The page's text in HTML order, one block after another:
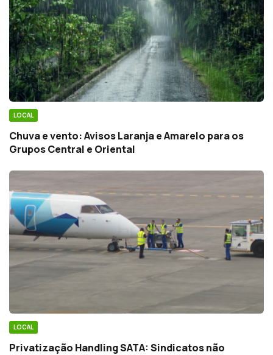
LOCAL
Chuva e vento: Avisos Laranja e Amarelo para os
Grupos Central e Oriental
LOCAL
Privatização Handling SATA: Sindicatos não